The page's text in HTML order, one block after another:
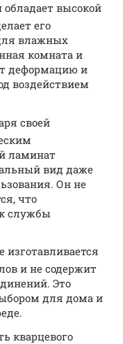
обладает высокой
его
влажных
комната и
деформацию и
воздействием
своей
ламинат
вид даже
Он не
что
службы
изготавливается
и не содержит
Это
для дома и
кварцевого